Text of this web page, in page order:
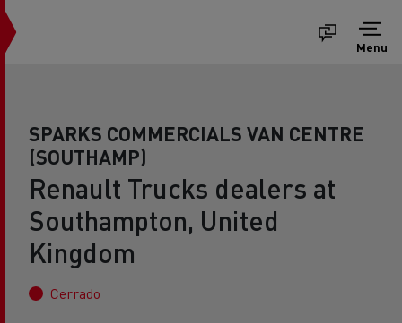
Menu
SPARKS COMMERCIALS VAN CENTRE
(SOUTHAMP)
Renault Trucks dealers at
Southampton, United
Kingdom
Cerrado